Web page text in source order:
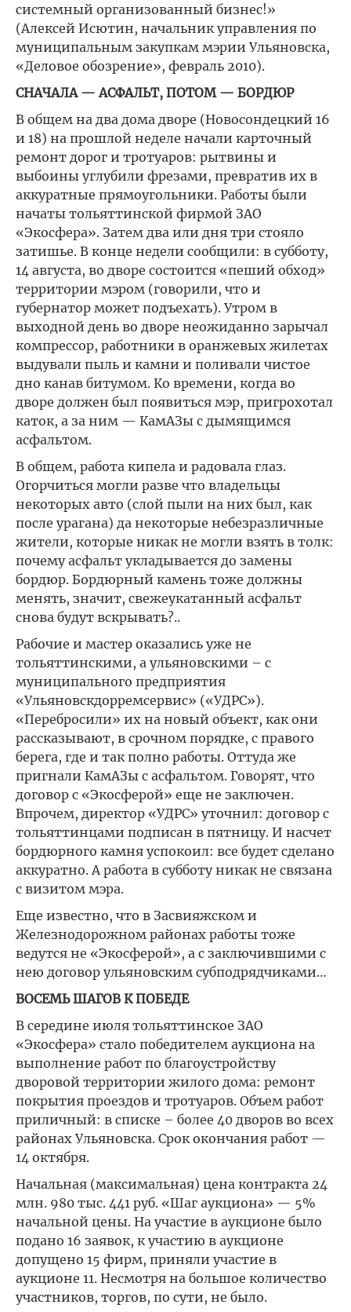
системный организованный бизнес!»
(Алексей Исютин, начальник управления по
муниципальным закупкам мэрии Ульяновска,
«Деловое обозрение», февраль 2010).
СНАЧАЛА — АСФАЛЬТ, ПОТОМ — БОРДЮР
В общем на два дома дворе (Новосондецкий 16
и 18) на прошлой неделе начали карточный
ремонт дорог и тротуаров: рытвины и
выбоины углубили фрезами, превратив их в
аккуратные прямоугольники. Работы были
начаты тольяттинской фирмой ЗАО
«Экосфера». Затем два или дня три стояло
затишье. В конце недели сообщили: в субботу,
14 августа, во дворе состоится «пеший обход»
территории мэром (говорили, что и
губернатор может подъехать). Утром в
выходной день во дворе неожиданно зарычал
компрессор, работники в оранжевых жилетах
выдували пыль и камни и поливали чистое
дно канав битумом. Ко времени, когда во
дворе должен был появиться мэр, пригрохотал
каток, а за ним — КамАЗы с дымящимся
асфальтом.
В общем, работа кипела и радовала глаз.
Огорчиться могли разве что владельцы
некоторых авто (слой пыли на них был, как
после урагана) да некоторые небезразличные
жители, которые никак не могли взять в толк:
почему асфальт укладывается до замены
бордюр. Бордюрный камень тоже должны
менять, значит, свежеукатанный асфальт
снова будут вскрывать?..
Рабочие и мастер оказались уже не
тольяттинскими, а ульяновскими – с
муниципального предприятия
«Ульяновскдорремсервис» («УДРС»).
«Перебросили» их на новый объект, как они
рассказывают, в срочном порядке, с правого
берега, где и так полно работы. Оттуда же
пригнали КамАЗы с асфальтом. Говорят, что
договор с «Экосферой» еще не заключен.
Впрочем, директор «УДРС» уточнил: договор с
тольяттинцами подписан в пятницу. И насчет
бордюрного камня успокоил: все будет сделано
аккуратно. А работа в субботу никак не связана
с визитом мэра.
Еще известно, что в Засвияжском и
Железнодорожном районах работы тоже
ведутся не «Экосферой», а с заключившими с
нею договор ульяновским субподрядчиками…
ВОСЕМЬ ШАГОВ К ПОБЕДЕ
В середине июля тольяттинское ЗАО
«Экосфера» стало победителем аукциона на
выполнение работ по благоустройству
дворовой территории жилого дома: ремонт
покрытия проездов и тротуаров. Объем работ
приличный: в списке – более 40 дворов во всех
районах Ульяновска. Срок окончания работ —
14 октября.
Начальная (максимальная) цена контракта 24
млн. 980 тыс. 441 руб. «Шаг аукциона» — 5%
начальной цены. На участие в аукционе было
подано 16 заявок, к участию в аукционе
допущено 15 фирм, приняли участие в
аукционе 11. Несмотря на большое количество
участников, торгов, по сути, не было.